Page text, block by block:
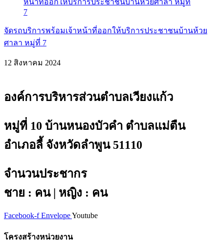
จัดรถบริการพร้อมเจ้าหน้าที่ออกให้บริการประชาชนบ้านห้วย
ศาลา หมู่ที่ 7
12 สิงหาคม 2024
องค์การบริหารส่วนตำบลเวียงแก้ว
หมู่ที่ 10 บ้านหนองบัวคำ ตำบลแม่ตืน
อำเภอลี้ จังหวัดลำพูน 51110
จำนวนประชากร
ชาย : คน | หญิง : คน
Facebook-f EnvelopeYoutube
โครงสร้างหน่วยงาน